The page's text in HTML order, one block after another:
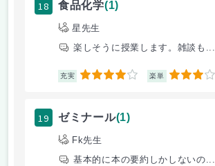
18 食品化学(1)
星先生
楽しそうに授業します。雑談も...
充実 4 楽単 3
19 ゼミナール(1)
Fk先生
基本的に本の要約しかしないの...